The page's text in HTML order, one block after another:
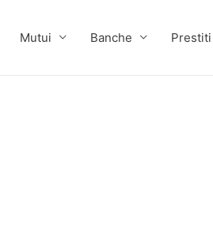
Mutui Banche Prestiti